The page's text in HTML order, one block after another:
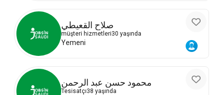
صلاح القعيطي
müşteri hizmetleri30 yaşında
Yemeni
محمود حسن عبد الرحمن
Tesisatçı38 yaşında